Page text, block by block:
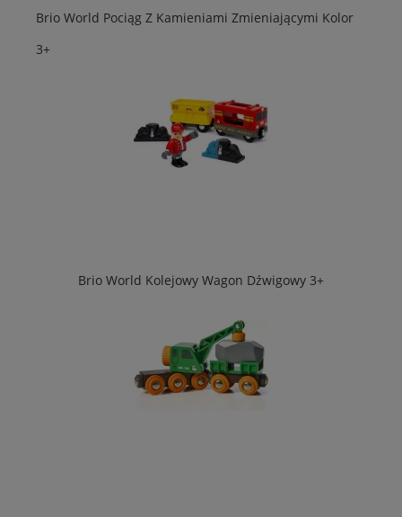
Brio World Pociąg Z Kamieniami Zmieniającymi Kolor
3+
Brio World Kolejowy Wagon Dźwigowy 3+